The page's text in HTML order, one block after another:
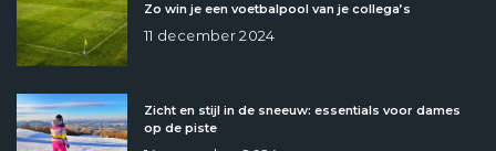
Zo win je een voetbalpool van je collega’s
11 december 2024
Zicht en stijl in de sneeuw: essentials voor dames
op de piste